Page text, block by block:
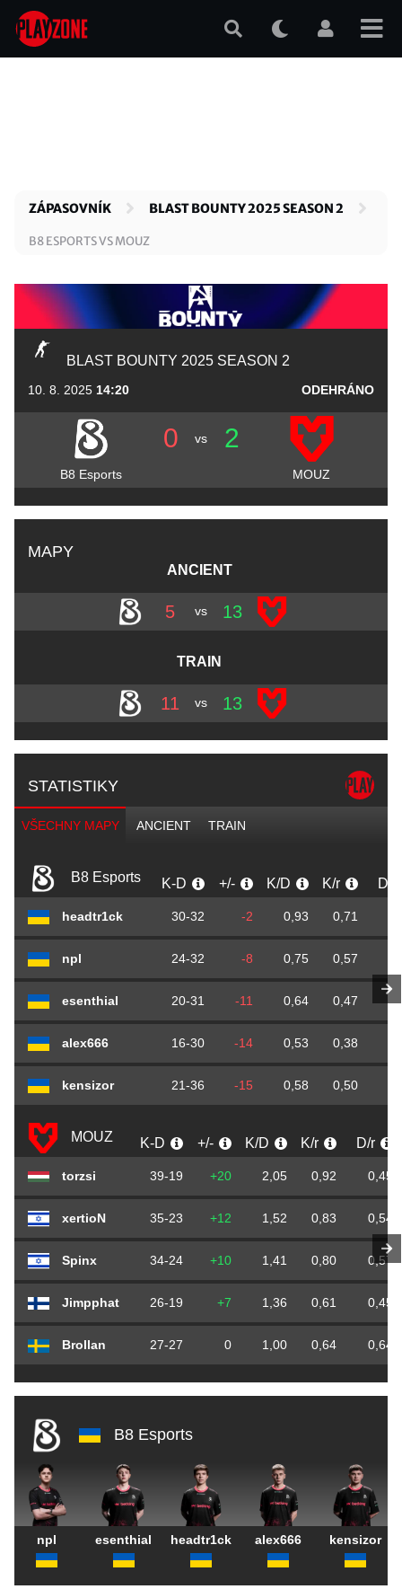
Přejít
hlavnímu
ZÁPASOVNÍK BLAST BOUNTY 2025 SEASON 2
B8 ESPORTS VS MOUZ
BLAST BOUNTY 2025 SEASON 2
10. 8. 2025 14:20 ODEHRÁNO
0 vs 2
B8 Esports MOUZ
MAPY
ANCIENT
5 vs 13
TRAIN
11 vs 13
STATISTIKY
VŠECHNY MAPY ANCIENT TRAIN
B8 Esports K-D +/- K/D K/r D/r
headtr1ck 30-32 -2 0,93 0,71
npl 24-32 -8 0,75 0,57
esenthial 20-31 -11 0,64 0,47
alex666 16-30 -14 0,53 0,38
kensizor 21-36 -15 0,58 0,50
MOUZ K-D +/- K/D K/r D/r
torzsi 39-19 +20 2,05 0,92 0,45
xertioN 35-23 +12 1,52 0,83 0,54
Spinx 34-24 +10 1,41 0,80 0,57
Jimpphat 26-19 +7 1,36 0,61 0,45
Brollan 27-27 0 1,00 0,64 0,64
B8 Esports
npl esenthial headtr1ck alex666 kensizor